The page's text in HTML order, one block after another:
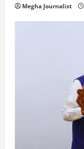
Megha Journalist